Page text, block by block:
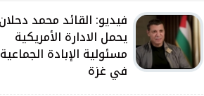
شاهد: لقاء القيادي
الفلسطيني محمد دحلان
حول تطورات الحرب
الاسرائيلية